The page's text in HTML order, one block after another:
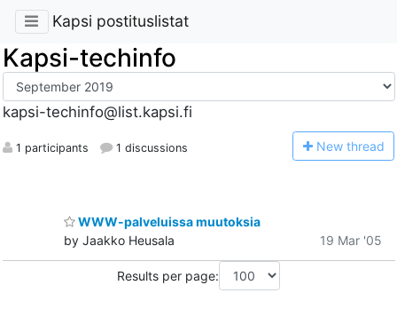
Kapsi postituslistat
Kapsi-techinfo
kapsi-techinfo@list.kapsi.fi
1 participants 1 discussions New thread
WWW-palveluissa muutoksia
by Jaakko Heusala
19 Mar '05
Results per page: